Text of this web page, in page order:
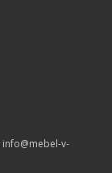
info@mebel-v-